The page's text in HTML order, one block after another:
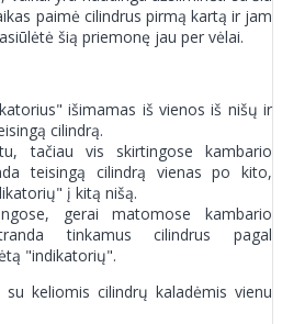
paimė cilindrus pirmą kartą ir jam
šią priemonę jau per vėlai.
išimamas iš vienos iš nišų ir
cilindrą.
tačiau vis skirtingose kambario
teisingą cilindrą vienas po kito,
į kitą nišą.
gerai matomose kambario
tinkamus cilindrus pagal
"indikatorių".
keliomis cilindrų kaladėmis vienu